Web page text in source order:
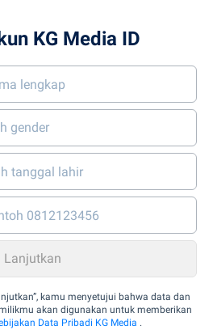
KG Media ID
kamu menyetujui bahwa data dan
akan digunakan untuk memberikan
Data Pribadi KG Media .